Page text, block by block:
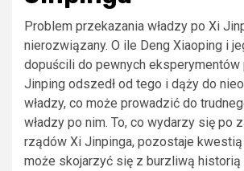
Problem przekazania władzy po Xi
nierozwiązany. O ile Deng Xiaoping i
dopuścili do pewnych eksperymentów
Jinping odszedł od tego i dąży do
władzy, co może prowadzić do
władzy po nim. To, co wydarzy się po
rządów Xi Jinpinga, pozostaje
może skojarzyć się z burzliwą historią